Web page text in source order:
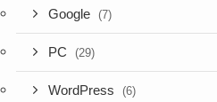
Google (7)
PC (29)
WordPress (6)